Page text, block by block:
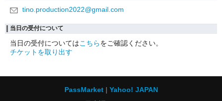
tino.production2022@gmail.com
当日の受付について
当日の受付についてはこちらをご確認ください。
チケットを取り出す
PassMarket
Yahoo! JAPAN